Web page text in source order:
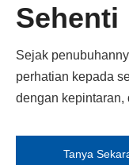
Sehenti
Sejak
perhatian kepada
dengan kepintaran,
Tanya